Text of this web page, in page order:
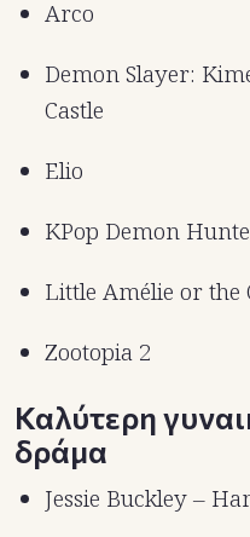
Arco
Demon Slayer:
Castle
Elio
KPop Demon
Little Amélie or the
Zootopia 2
Καλύτερη
δράμα
Jessie Buckley –